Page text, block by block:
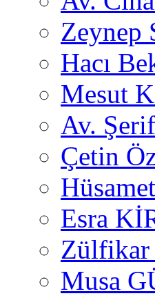
Zeynep
Hacı
Mesut
Av.
Çetin
Esra
Musa